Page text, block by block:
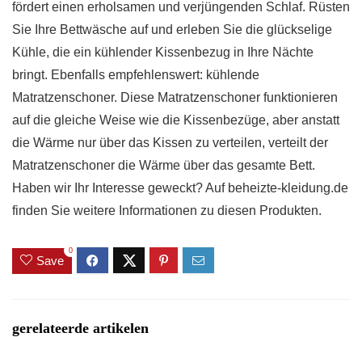
fördert einen erholsamen und verjüngenden Schlaf. Rüsten
Sie Ihre Bettwäsche auf und erleben Sie die glückselige
Kühle, die ein kühlender Kissenbezug in Ihre Nächte
bringt. Ebenfalls empfehlenswert: kühlende
Matratzenschoner. Diese Matratzenschoner funktionieren
auf die gleiche Weise wie die Kissenbezüge, aber anstatt
die Wärme nur über das Kissen zu verteilen, verteilt der
Matratzenschoner die Wärme über das gesamte Bett.
Haben wir Ihr Interesse geweckt? Auf beheizte-kleidung.de
finden Sie weitere Informationen zu diesen Produkten.
Save
0
gerelateerde artikelen